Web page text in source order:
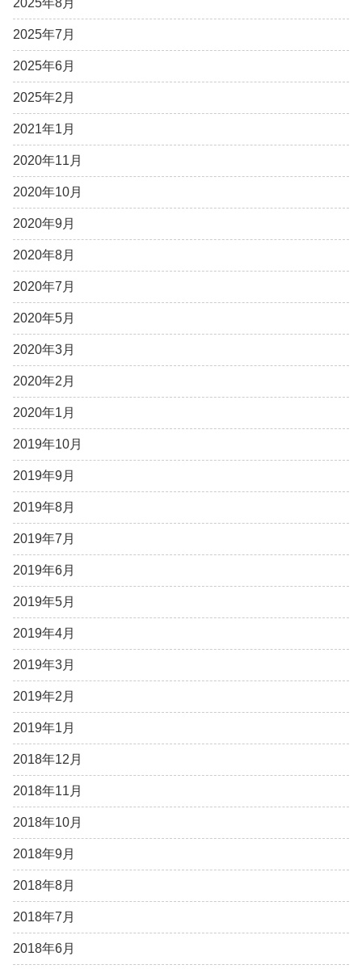
2025年7月
2025年6月
2025年2月
2021年1月
2020年11月
2020年10月
2020年9月
2020年8月
2020年7月
2020年5月
2020年3月
2020年2月
2020年1月
2019年10月
2019年9月
2019年8月
2019年7月
2019年6月
2019年5月
2019年4月
2019年3月
2019年2月
2019年1月
2018年12月
2018年11月
2018年10月
2018年9月
2018年8月
2018年7月
2018年6月